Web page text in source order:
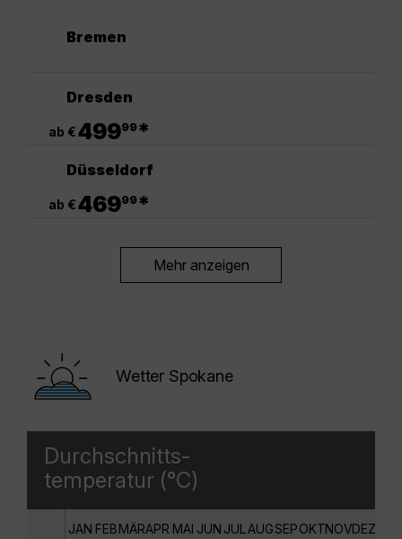
Bremen
Dresden
ab €49999*
Düsseldorf
ab €46999*
Mehr anzeigen
Wetter Spokane
Durchschnitts-
temperatur (°C)
JAN FEBMÄRAPR MAI JUN JUL AUGSEPOKTNOVDEZ